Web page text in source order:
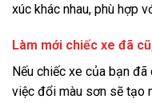
xúc khác nhau, phù hợp
Làm mới chiếc xe đã
Nếu chiếc xe của bạn
việc đổi màu sơn sẽ tạo